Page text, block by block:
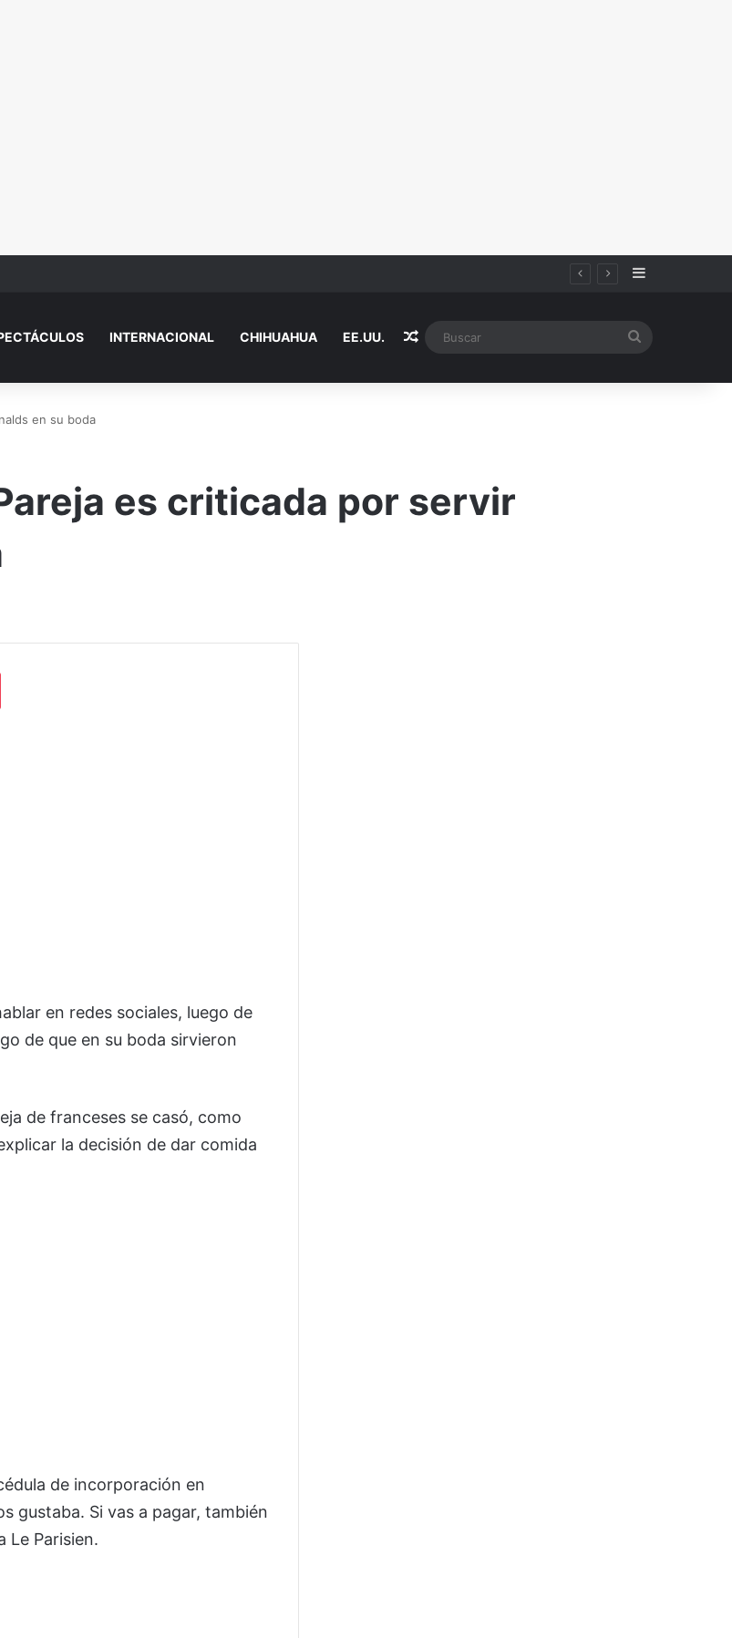
por edad: estos son los límites de pago Sidebar
INTERNACIONAL CHIHUAHUA EE.UU. Random Article
en su boda
es criticada por servir
Pocket
en redes sociales, luego de
de que en su boda sirvieron
de franceses se casó, como
la decisión de dar comida
de incorporación en
gustaba. Si vas a pagar, también
Le Parisien.